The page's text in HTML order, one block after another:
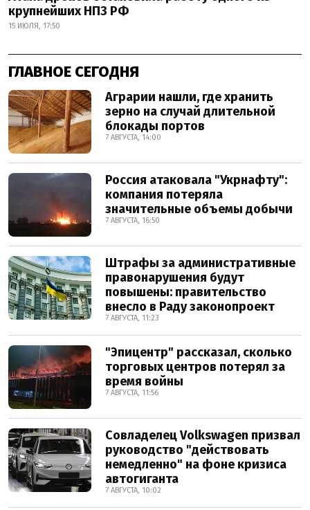
крупнейших НПЗ РФ
15 ИЮЛЯ, 17:50
ГЛАВНОЕ СЕГОДНЯ
Аграрии нашли, где хранить
зерно на случай длительной
блокады портов
7 АВГУСТА, 14:00
Россия атаковала "Укрнафту":
компания потеряла
значительные объемы добычи
7 АВГУСТА, 16:50
Штрафы за административные
правонарушения будут
повышены: правительство
внесло в Раду законопроект
7 АВГУСТА, 11:23
"Эпицентр" рассказал, сколько
торговых центров потерял за
время войны
7 АВГУСТА, 11:56
Совладелец Volkswagen призвал
руководство "действовать
немедленно" на фоне кризиса
автогиганта
7 АВГУСТА, 10:02